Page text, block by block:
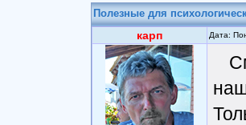
Полезные для
карп Дата: